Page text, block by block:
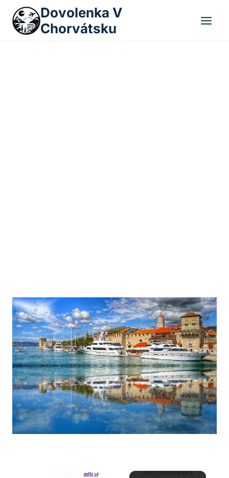
content
Dovolenka V
Chorvátsku
×